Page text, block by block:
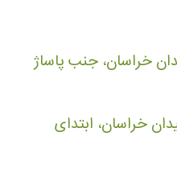
خراسان، جنب پاساژ
خراسان، ابتدای